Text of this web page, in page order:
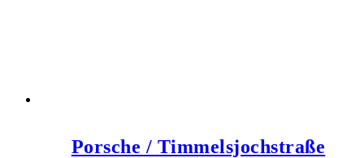
Porsche / Timmelsjochstraße